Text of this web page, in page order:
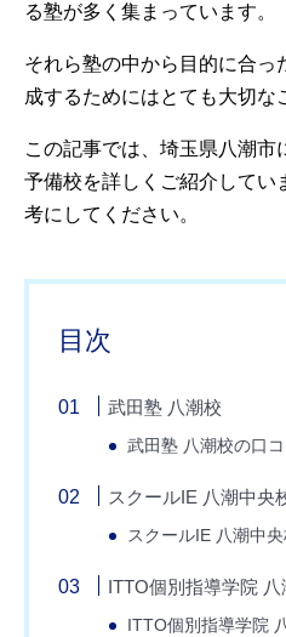
る塾が多く集まっています。
それら塾の中から目的に合っ
成するためにはとても大切な
この記事では、埼玉県八潮市
予備校を詳しくご紹介してい
考にしてください。
目次
武田塾 八潮校
武田塾 八潮校の口コ
スクールIE 八潮中央
スクールIE 八潮中央
ITTO個別指導学院 八
ITTO個別指導学院